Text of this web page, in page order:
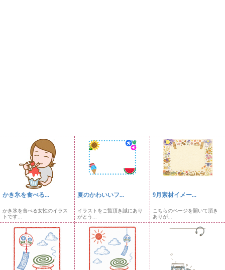
かき氷を食べる...
かき氷を食べる女性のイラス
トです...
夏のかわいいフ...
イラストをご覧頂き誠にあり
がとう...
9月素材イメー...
こちらのページを開いて頂き
ありが...